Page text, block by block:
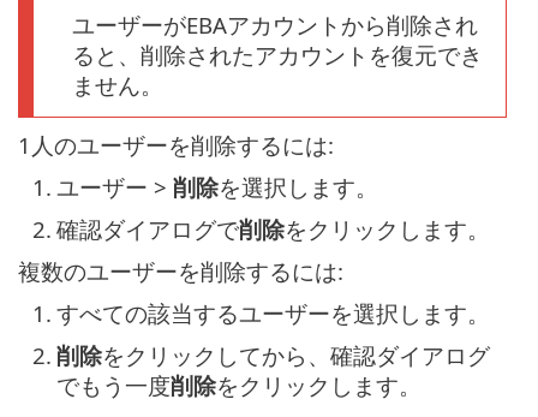
ユーザーがEBAアカウントから削除され
ると、削除されたアカウントを復元でき
ません。
1人のユーザーを削除するには:
1. ユーザー > 削除を選択します。
2. 確認ダイアログで削除をクリックします。
複数のユーザーを削除するには:
1. すべての該当するユーザーを選択します。
2. 削除をクリックしてから、確認ダイアログ
でもう一度削除をクリックします。